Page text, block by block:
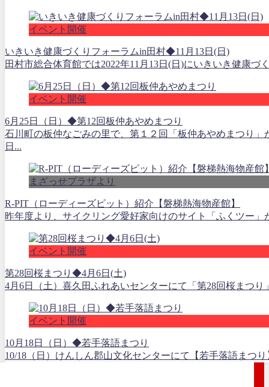
イベント開催
いきいき健康づくりフォーラムin田村◆11月13日(日)
田村市総合体育館では2022年11月13日(日)にいきいき健康
イベント開催
6月25日（日）◆第12回板仲あやめまつり
石川町の板仲なごみの里で、第１２回「板仲あやめまつり
日...
まざっせプラザより
R-PIT（ローディーズピット）紹介【磐梯熱海物産館】
昨年度より、サイクリング愛好家向けのサイト「ふくツー
イベント開催
第28回桜まつり◆4月6日(土)
4月6日（土）喜久田ふれあいセンターにて「第28回桜まつ
イベント開催
10月18日（日）◆若手落語まつり
10/18（日）けんしん郡山文化センターにて【若手落語まつ